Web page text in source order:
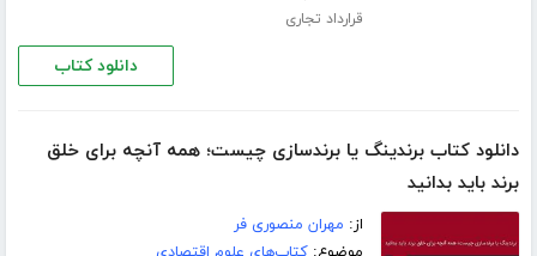
قرارداد تجاری
دانلود کتاب
دانلود کتاب برندینگ یا برندسازی چیست؛ همه آنچه برای خلق
برند باید بدانید
از: مهران منصوری فر